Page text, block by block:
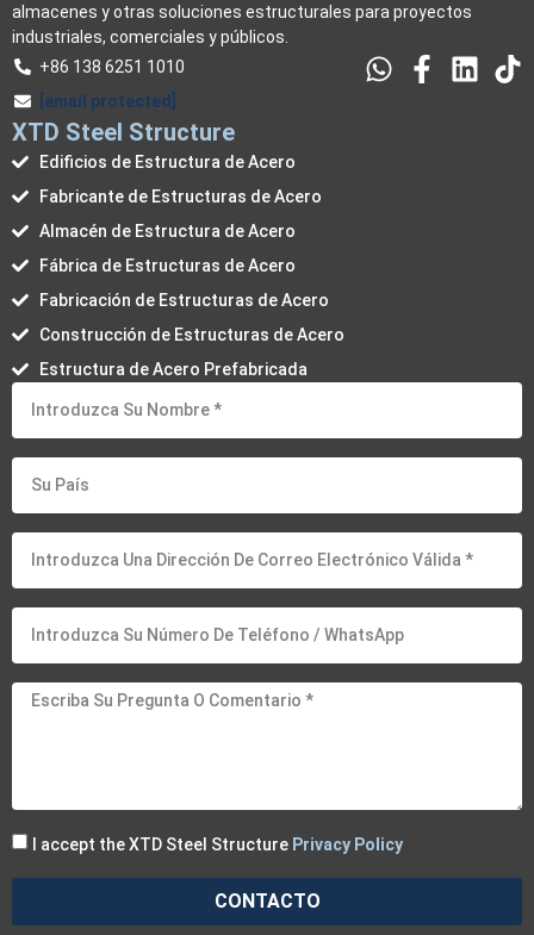
almacenes y otras soluciones estructurales para proyectos
industriales, comerciales y públicos.
+86 138 6251 1010
[email protected]
XTD Steel Structure
Edificios de Estructura de Acero
Fabricante de Estructuras de Acero
Almacén de Estructura de Acero
Fábrica de Estructuras de Acero
Fabricación de Estructuras de Acero
Construcción de Estructuras de Acero
Estructura de Acero Prefabricada
I accept the XTD Steel Structure Privacy Policy
CONTACTO